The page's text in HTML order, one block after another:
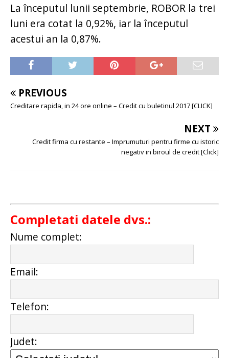
La începutul lunii septembrie, ROBOR la trei
luni era cotat la 0,92%, iar la începutul
acestui an la 0,87%.
PREVIOUS
Creditare rapida, in 24 ore online – Credit cu buletinul 2017 [CLICK]
NEXT
Credit firma cu restante – Imprumuturi pentru firme cu istoric
negativ in biroul de credit [Click]
Completati datele dvs.:
Nume complet:
Email:
Telefon:
Judet: